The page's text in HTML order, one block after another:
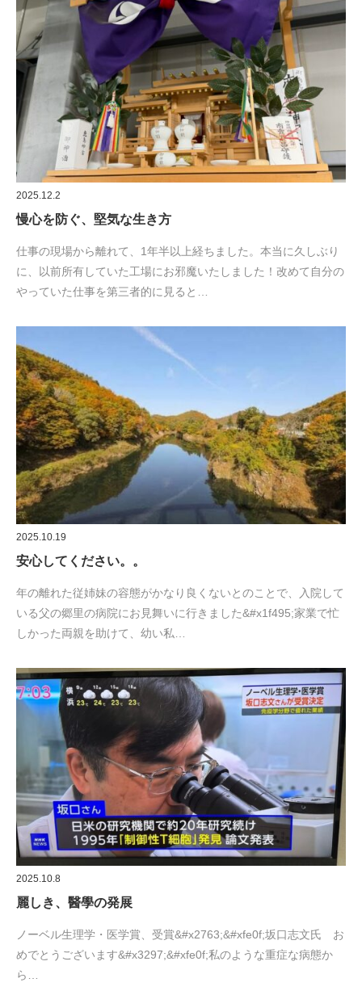
2025.12.2
慢心を防ぐ、堅気な生き方
仕事の現場から離れて、1年半以上経ちました。本当に久しぶり
に、以前所有していた工場にお邪魔いたしました！改めて自分の
やっていた仕事を第三者的に見ると…
2025.10.19
安心してください。。
年の離れた従姉妹の容態がかなり良くないとのことで、入院して
いる父の郷里の病院にお見舞いに行きました&#x1f495;家業で忙
しかった両親を助けて、幼い私…
2025.10.8
麗しき、醫學の発展
ノーベル生理学・医学賞、受賞&#x2763;&#xfe0f;坂口志文氏 お
めでとうございます&#x3297;&#xfe0f;私のような重症な病態か
ら…